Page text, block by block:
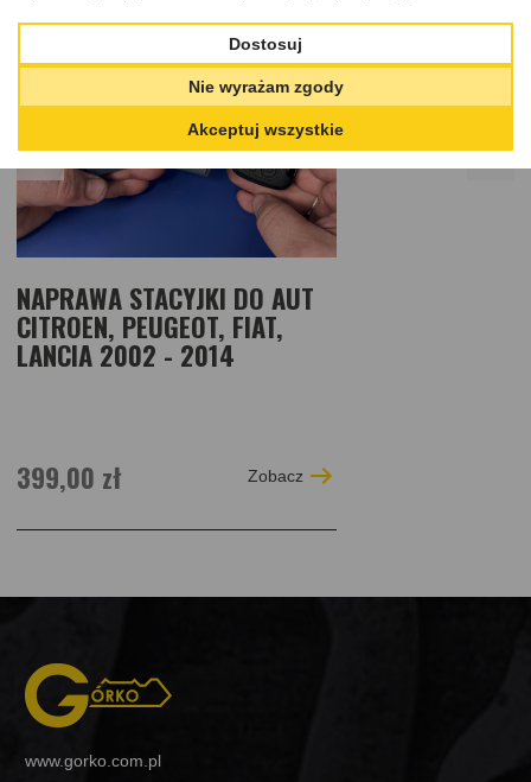
NAPRAWA STACYJKI DO AUT
CITROEN, PEUGEOT, FIAT,
LANCIA 2002 - 2014
399,00 zł Zobacz
www.gorko.com.pl
Dostosuj
Nie wyrażam zgody
Akceptuj wszystkie